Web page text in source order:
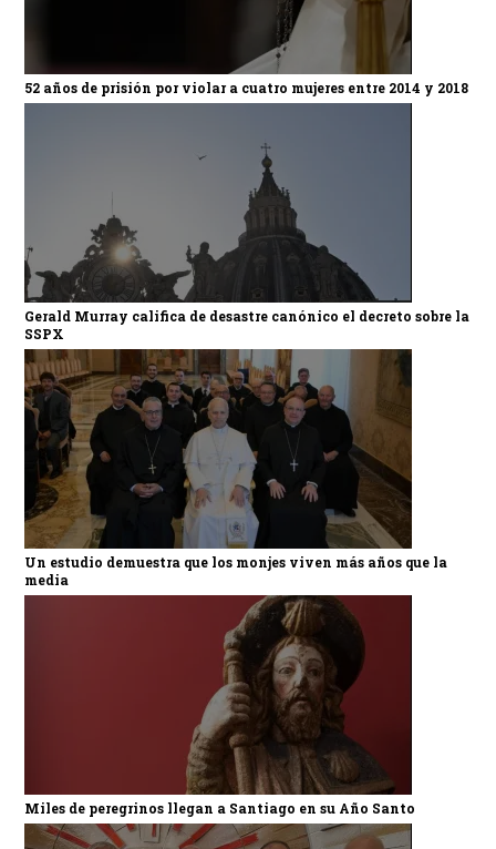
52 años de prisión por violar a cuatro mujeres entre 2014 y 2018
Gerald Murray califica de desastre canónico el decreto sobre la
SSPX
Un estudio demuestra que los monjes viven más años que la
media
Miles de peregrinos llegan a Santiago en su Año Santo